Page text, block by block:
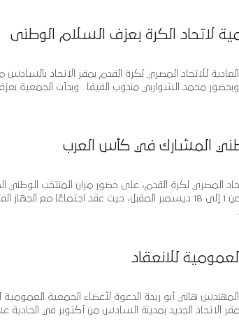
لاتحاد الكرة بعزف السلام الوطنى
للاتحاد المصري لكرة القدم بمقر الاتحاد بالسادس
، وبحضور محمد الشواربي مندوب الفيفا . وبدأت الجمعية
المشارك في كأس العرب
المصري لكرة القدم، على حضور مران المنتخب الوطني
بطولة كأس العرب بالدوحة خلال الفترة من 1 إلى 18 ديسمبر المقبل، حيث عقد اجتماعًا مع
للانعقاد
هاني أبو ريدة الدعوة لأعضاء الجمعية العمومية
الاتحاد الجديد بمدينة السادس من أكتوبر في الحادية